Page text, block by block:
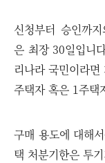
신청부터 승인까
은 최장 30일입니
리나라 국민이라
주택자 혹은 1주택
구매 용도에 대해
택 처분기한은 투